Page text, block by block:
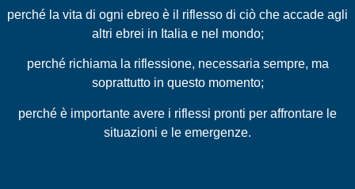
perché la vita di ogni ebreo è il riflesso di ciò che accade agli
altri ebrei in Italia e nel mondo;
perché richiama la riflessione, necessaria sempre, ma
soprattutto in questo momento;
perché è importante avere i riflessi pronti per affrontare le
situazioni e le emergenze.